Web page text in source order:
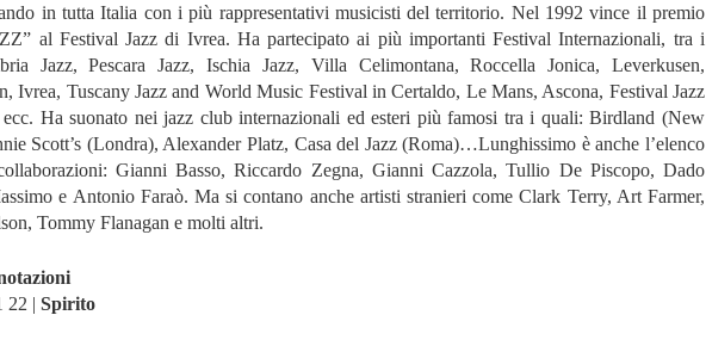
in tutta Italia con i più rappresentativi musicisti del territorio. Nel 1992 vince il premio
al Festival Jazz di Ivrea. Ha partecipato ai più importanti Festival Internazionali, tra i
Jazz, Pescara Jazz, Ischia Jazz, Villa Celimontana, Roccella Jonica, Leverkusen,
Ivrea, Tuscany Jazz and World Music Festival in Certaldo, Le Mans, Ascona, Festival Jazz
Ha suonato nei jazz club internazionali ed esteri più famosi tra i quali: Birdland (New
Scott’s (Londra), Alexander Platz, Casa del Jazz (Roma)…Lunghissimo è anche l’elenco
Gianni Basso, Riccardo Zegna, Gianni Cazzola, Tullio De Piscopo, Dado
e Antonio Faraò. Ma si contano anche artisti stranieri come Clark Terry, Art Farmer,
Tommy Flanagan e molti altri.
22 | Spirito